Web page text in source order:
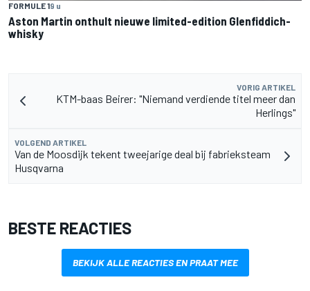
FORMULE 19 u
Aston Martin onthult nieuwe limited-edition Glenfiddich-
whisky
VORIG ARTIKEL
KTM-baas Beirer: "Niemand verdiende titel meer dan
Herlings"
VOLGEND ARTIKEL
Van de Moosdijk tekent tweejarige deal bij fabrieksteam
Husqvarna
BESTE REACTIES
BEKIJK ALLE REACTIES EN PRAAT MEE